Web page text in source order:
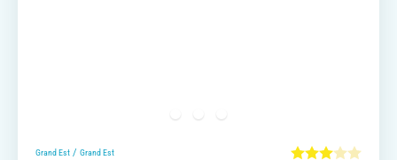
Grand Est / Grand Est